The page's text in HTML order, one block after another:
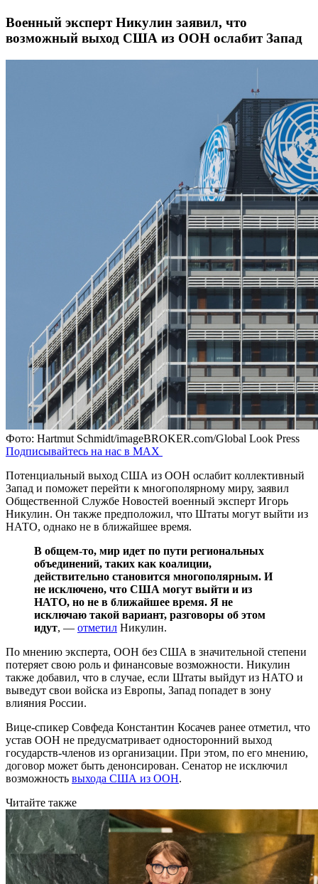
Военный эксперт Никулин заявил, что
возможный выход США из ООН ослабит Запад
Фото: Hartmut Schmidt/imageBROKER.com/Global Look Press
Подписывайтесь на нас в MAX
Потенциальный выход США из ООН ослабит коллективный
Запад и поможет перейти к многополярному миру, заявил
Общественной Службе Новостей военный эксперт Игорь
Никулин. Он также предположил, что Штаты могут выйти из
НАТО, однако не в ближайшее время.
В общем-то, мир идет по пути региональных
объединений, таких как коалиции,
действительно становится многополярным. И
не исключено, что США могут выйти и из
НАТО, но не в ближайшее время. Я не
исключаю такой вариант, разговоры об этом
идут, — отметил Никулин.
По мнению эксперта, ООН без США в значительной степени
потеряет свою роль и финансовые возможности. Никулин
также добавил, что в случае, если Штаты выйдут из НАТО и
выведут свои войска из Европы, Запад попадет в зону
влияния России.
Вице-спикер Совфеда Константин Косачев ранее отметил, что
устав ООН не предусматривает односторонний выход
государств-членов из организации. При этом, по его мнению,
договор может быть денонсирован. Сенатор не исключил
возможность выхода США из ООН.
Читайте также